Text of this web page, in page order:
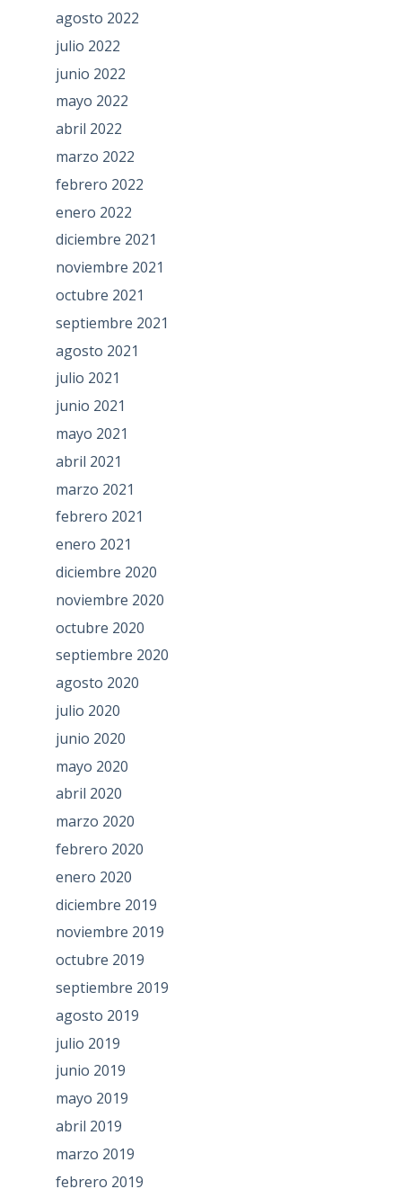
agosto 2022
julio 2022
junio 2022
mayo 2022
abril 2022
marzo 2022
febrero 2022
enero 2022
diciembre 2021
noviembre 2021
octubre 2021
septiembre 2021
agosto 2021
julio 2021
junio 2021
mayo 2021
abril 2021
marzo 2021
febrero 2021
enero 2021
diciembre 2020
noviembre 2020
octubre 2020
septiembre 2020
agosto 2020
julio 2020
junio 2020
mayo 2020
abril 2020
marzo 2020
febrero 2020
enero 2020
diciembre 2019
noviembre 2019
octubre 2019
septiembre 2019
agosto 2019
julio 2019
junio 2019
mayo 2019
abril 2019
marzo 2019
febrero 2019